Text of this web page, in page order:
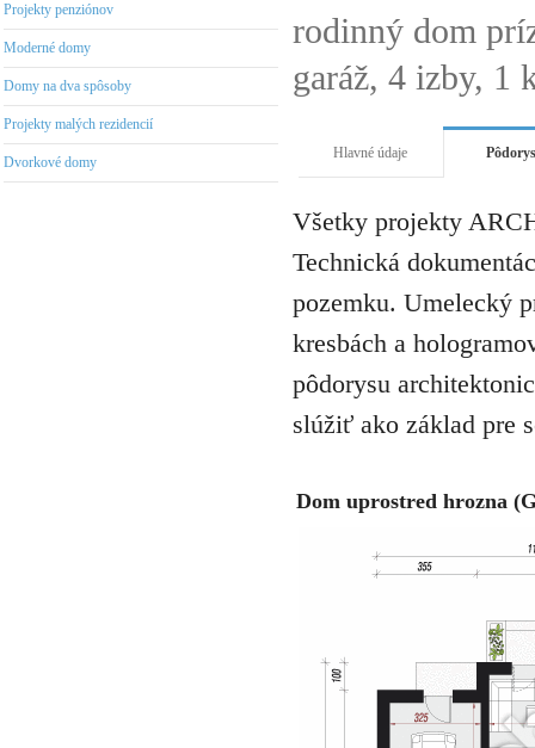
Projekty penziónov
Moderné domy
Domy na dva spôsoby
Projekty malých rezidencií
Dvorkové domy
rodinný dom
garáž, 4 izby, 1
Hlavné údaje
Všetky projekty
Technická
pozemku. Umelecký
kresbách a
pôdorysu
slúžiť ako základ pre
Dom uprostred hrozna